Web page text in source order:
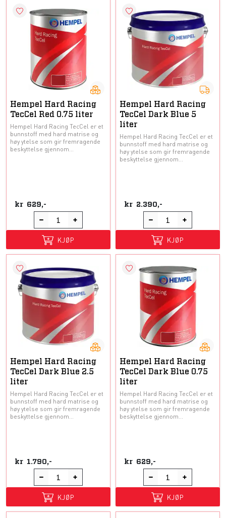
Hempel Hard Racing
TecCel Red 0.75 liter
Hempel Hard Racing TecCel er et
bunnstoff med hard matrise og
høy ytelse som gir fremragende
beskyttelse gjennom...
kr 629,-
KJØP
Hempel Hard Racing
TecCel Dark Blue 5
liter
Hempel Hard Racing TecCel er et
bunnstoff med hard matrise og
høy ytelse som gir fremragende
beskyttelse gjennom...
kr 2.390,-
KJØP
Hempel Hard Racing
TecCel Dark Blue 2.5
liter
Hempel Hard Racing TecCel er et
bunnstoff med hard matrise og
høy ytelse som gir fremragende
beskyttelse gjennom...
kr 1.790,-
KJØP
Hempel Hard Racing
TecCel Dark Blue 0.75
liter
Hempel Hard Racing TecCel er et
bunnstoff med hard matrise og
høy ytelse som gir fremragende
beskyttelse gjennom...
kr 629,-
KJØP